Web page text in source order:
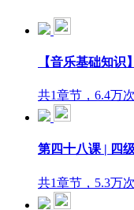
【音乐基础知
共1章节，6.4万
第四十八课 | 四
共1章节，5.3万